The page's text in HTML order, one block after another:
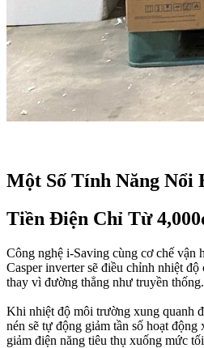
Một Số Tính Năng Nổi
Tiền Điện Chỉ Từ
Công nghệ i-Saving cùng cơ chế vận
Casper inverter sẽ điều chỉnh nhiệt
thay vì đường thẳng như truyền thống.
Khi nhiệt độ môi trường xung quanh
nén sẽ tự động giảm tần số hoạt
giảm điện năng tiêu thụ xuống mức